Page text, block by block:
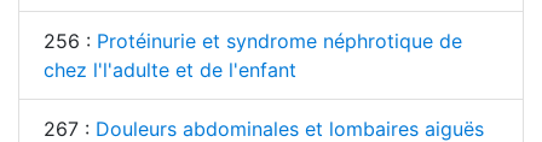
256 : Protéinurie et syndrome néphrotique de
chez l'l'adulte et de l'enfant
267 : Douleurs abdominales et lombaires aiguës